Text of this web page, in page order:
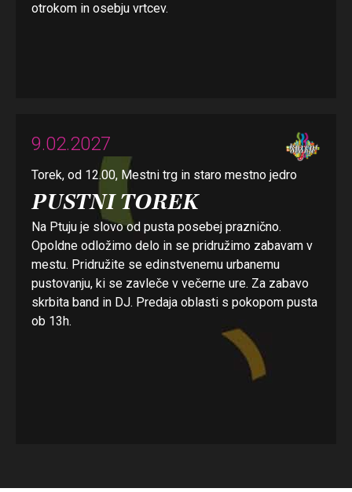
otrokom in osebju vrtcev.
9.02.2027
Torek, od 12.00, Mestni trg in staro mestno jedro
PUSTNI TOREK
Na Ptuju je slovo od pusta posebej praznično.
Opoldne odložimo delo in se pridružimo zabavam v
mestu. Pridružite se edinstvenemu urbanemu
pustovanju, ki se zavleče v večerne ure. Za zabavo
skrbita band in DJ. Predaja oblasti s pokopom pusta
ob 13h.